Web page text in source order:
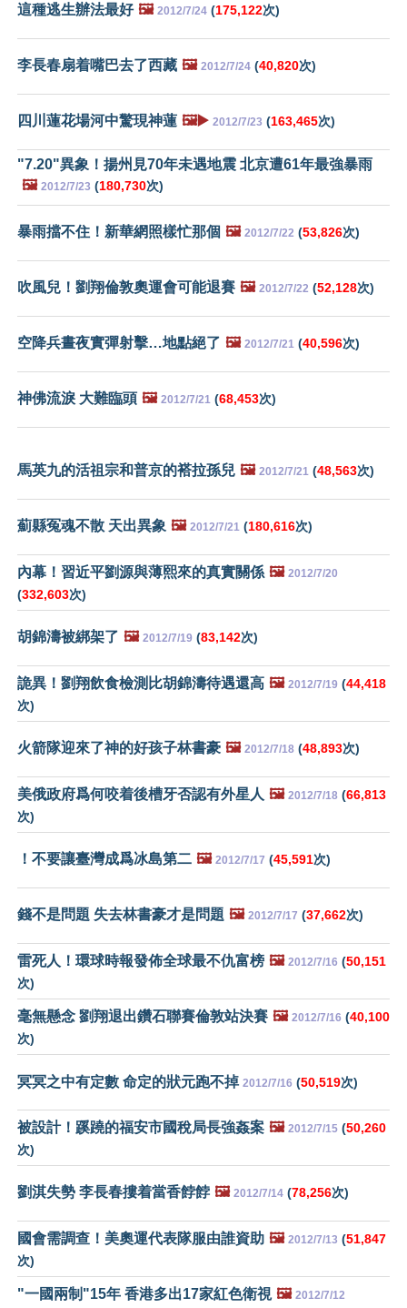
這種逃生辦法最好 🖼️ 2012/7/24 (175,122次)
李長春扇着嘴巴去了西藏 🖼️ 2012/7/24 (40,820次)
四川蓮花場河中驚現神蓮 🖼️▶️ 2012/7/23 (163,465次)
"7.20"異象！揚州見70年未遇地震 北京遭61年最強暴雨
🖼️ 2012/7/23 (180,730次)
暴雨擋不住！新華網照樣忙那個 🖼️ 2012/7/22 (53,826次)
吹風兒！劉翔倫敦奧運會可能退賽 🖼️ 2012/7/22 (52,128次)
空降兵晝夜實彈射擊…地點絕了 🖼️ 2012/7/21 (40,596次)
神佛流淚 大難臨頭 🖼️ 2012/7/21 (68,453次)
馬英九的活祖宗和普京的褡拉孫兒 🖼️ 2012/7/21 (48,563次)
薊縣冤魂不散 天出異象 🖼️ 2012/7/21 (180,616次)
內幕！習近平劉源與薄熙來的真實關係 🖼️ 2012/7/20
(332,603次)
胡錦濤被綁架了 🖼️ 2012/7/19 (83,142次)
詭異！劉翔飲食檢測比胡錦濤待遇還高 🖼️ 2012/7/19 (44,418
次)
火箭隊迎來了神的好孩子林書豪 🖼️ 2012/7/18 (48,893次)
美俄政府爲何咬着後槽牙否認有外星人 🖼️ 2012/7/18 (66,813
次)
！不要讓臺灣成爲冰島第二 🖼️ 2012/7/17 (45,591次)
錢不是問題 失去林書豪才是問題 🖼️ 2012/7/17 (37,662次)
雷死人！環球時報發佈全球最不仇富榜 🖼️ 2012/7/16 (50,151
次)
毫無懸念 劉翔退出鑽石聯賽倫敦站決賽 🖼️ 2012/7/16 (40,100
次)
冥冥之中有定數 命定的狀元跑不掉 2012/7/16 (50,519次)
被設計！蹊蹺的福安市國稅局長強姦案 🖼️ 2012/7/15 (50,260
次)
劉淇失勢 李長春摟着當香餑餑 🖼️ 2012/7/14 (78,256次)
國會需調查！美奧運代表隊服由誰資助 🖼️ 2012/7/13 (51,847
次)
"一國兩制"15年 香港多出17家紅色衛視 🖼️ 2012/7/12